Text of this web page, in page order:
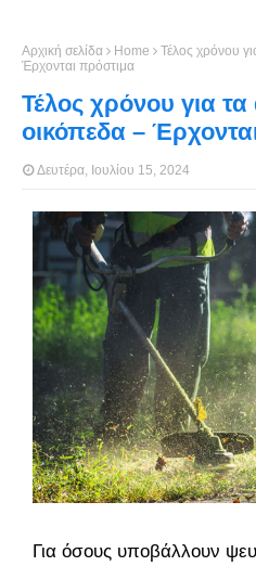
Αρχική σελίδα Home
Τέλος χρόνου
Έρχονται πρόστιμα
Τέλος χρόνου για
οικόπεδα –
Δευτέρα, Ιουλίου 15, 2024
Για όσους υποβάλλουν